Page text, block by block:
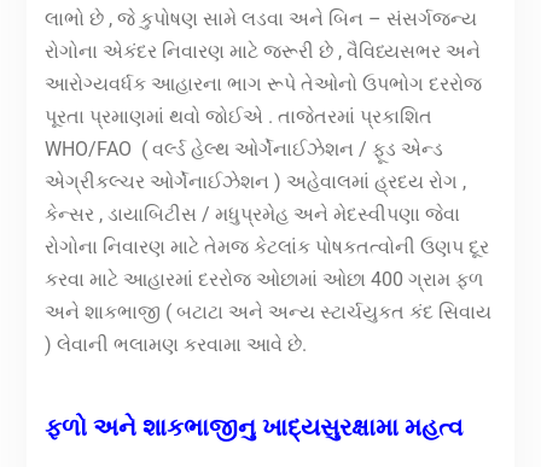
લાભો છે , જે કુપોષણ સામે લડવા અને બિન – સંસર્ગજન્ય
રોગોના એકંદર નિવારણ માટે જરૂરી છે , વૈવિધ્યસભર અને
આરોગ્યવર્ધક આહારના ભાગ રૂપે તેઓનો ઉપભોગ દરરોજ
પૂરતા પ્રમાણમાં થવો જોઈએ . તાજેતરમાં પ્રકાશિત
WHO/FAO ( વર્લ્ડ હેલ્થ ઓર્ગેનાઈઝેશન / ફૂડ એન્ડ
એગ્રીકલ્ચર ઓર્ગેનાઈઝેશન ) અહેવાલમાં હ્રદય રોગ ,
કેન્સર , ડાયાબિટીસ / મધુપ્રમેહ અને મેદસ્વીપણા જેવા
રોગોના નિવારણ માટે તેમજ કેટલાંક પોષકતત્વોની ઉણપ દૂર
કરવા માટે આહારમાં દરરોજ ઓછામાં ઓછા 400 ગ્રામ ફળ
અને શાકભાજી ( બટાટા અને અન્ય સ્ટાર્ચયુકત કંદ સિવાય
) લેવાની ભલામણ કરવામા આવે છે.
ફળો અને શાકભાજીનુ ખાદ્યસુરક્ષામા મહત્વ